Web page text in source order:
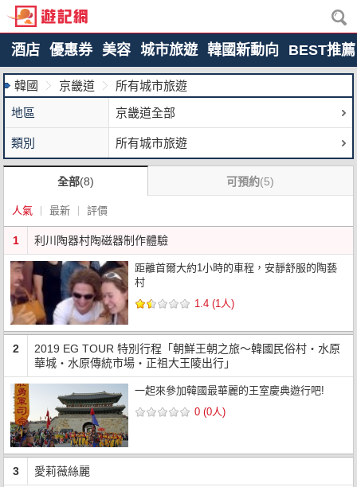
酒店 優惠券 美容 城市旅遊 韓國新動向 BEST推薦
韓國 京畿道
所有城市旅遊
地區
京畿道全部
類別 所有城市旅遊
全部(8) 可預約(5)
人氣 最新 評價
1 利川陶器村陶磁器制作體驗
距離首爾大約1小時的車程，安靜舒服的陶藝
村
1.4 (1人)
2
2019 EG TOUR 特別行程「朝鮮王朝之旅～韓國民俗村・水原
華城・水原傳統市場・正祖大王陵出行」
一起來參加韓國最華麗的王室慶典遊行吧!
0 (0人)
3 愛莉薇絲麗